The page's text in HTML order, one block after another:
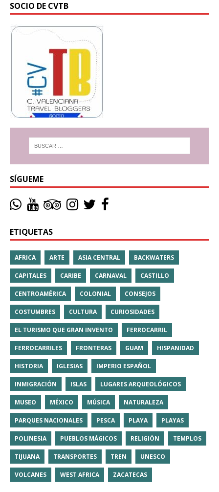
SOCIO DE CVTB
SÍGUEME
ETIQUETAS
AFRICA ARTE ASIA CENTRAL BACKWATERS
CAPITALES CARIBE CARNAVAL CASTILLO
CENTROAMÉRICA COLONIAL CONSEJOS
COSTUMBRES CULTURA CURIOSIDADES
EL TURISMO QUE GRAN INVENTO FERROCARRIL
FERROCARRILES FRONTERAS GUAM HISPANIDAD
HISTORIA IGLESIAS IMPERIO ESPAÑOL
INMIGRACIÓN ISLAS LUGARES ARQUEOLÓGICOS
MUSEO MÉXICO MÚSICA NATURALEZA
PARQUES NACIONALES PESCA PLAYA PLAYAS
POLINESIA PUEBLOS MÁGICOS RELIGIÓN TEMPLOS
TIJUANA TRANSPORTES TREN UNESCO
VOLCANES WEST AFRICA ZACATECAS